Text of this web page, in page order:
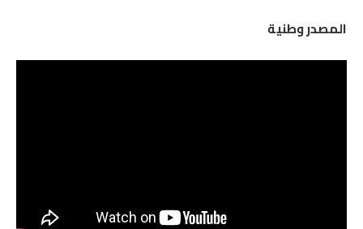
المصدر وطنية